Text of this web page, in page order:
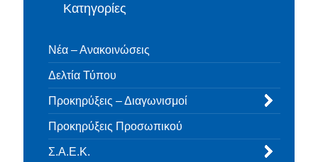
Κατηγορίες
Νέα – Ανακοινώσεις
Δελτία Τύπου
Προκηρύξεις – Διαγωνισμοί
Προκηρύξεις Προσωπικού
Σ.Α.Ε.Κ.